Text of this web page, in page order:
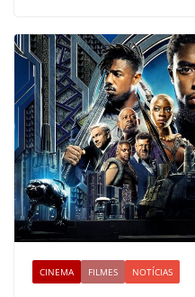
CINEMA FILMES NOTÍCIAS